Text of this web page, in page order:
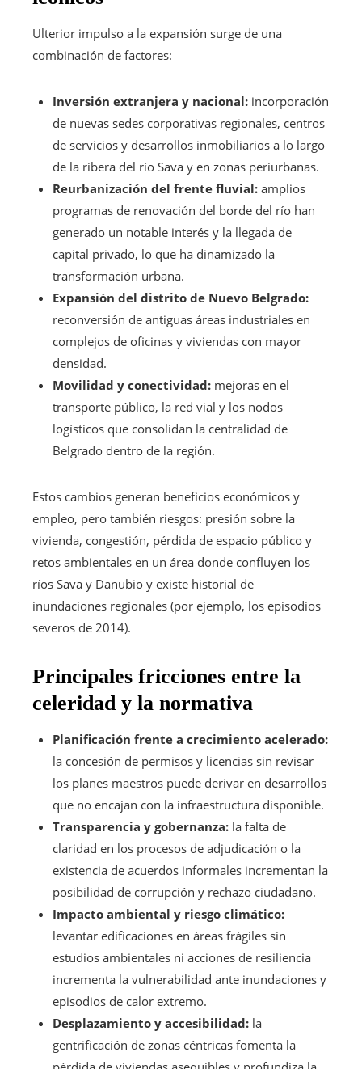
Ulterior impulso a la expansión surge de una
combinación de factores:
Inversión extranjera y nacional: incorporación
de nuevas sedes corporativas regionales, centros
de servicios y desarrollos inmobiliarios a lo largo
de la ribera del río Sava y en zonas periurbanas.
Reurbanización del frente fluvial: amplios
programas de renovación del borde del río han
generado un notable interés y la llegada de
capital privado, lo que ha dinamizado la
transformación urbana.
Expansión del distrito de Nuevo Belgrado:
reconversión de antiguas áreas industriales en
complejos de oficinas y viviendas con mayor
densidad.
Movilidad y conectividad: mejoras en el
transporte público, la red vial y los nodos
logísticos que consolidan la centralidad de
Belgrado dentro de la región.
Estos cambios generan beneficios económicos y
empleo, pero también riesgos: presión sobre la
vivienda, congestión, pérdida de espacio público y
retos ambientales en un área donde confluyen los
ríos Sava y Danubio y existe historial de
inundaciones regionales (por ejemplo, los episodios
severos de 2014).
Principales fricciones entre la
celeridad y la normativa
Planificación frente a crecimiento acelerado:
la concesión de permisos y licencias sin revisar
los planes maestros puede derivar en desarrollos
que no encajan con la infraestructura disponible.
Transparencia y gobernanza: la falta de
claridad en los procesos de adjudicación o la
existencia de acuerdos informales incrementan la
posibilidad de corrupción y rechazo ciudadano.
Impacto ambiental y riesgo climático:
levantar edificaciones en áreas frágiles sin
estudios ambientales ni acciones de resiliencia
incrementa la vulnerabilidad ante inundaciones y
episodios de calor extremo.
Desplazamiento y accesibilidad: la
gentrificación de zonas céntricas fomenta la